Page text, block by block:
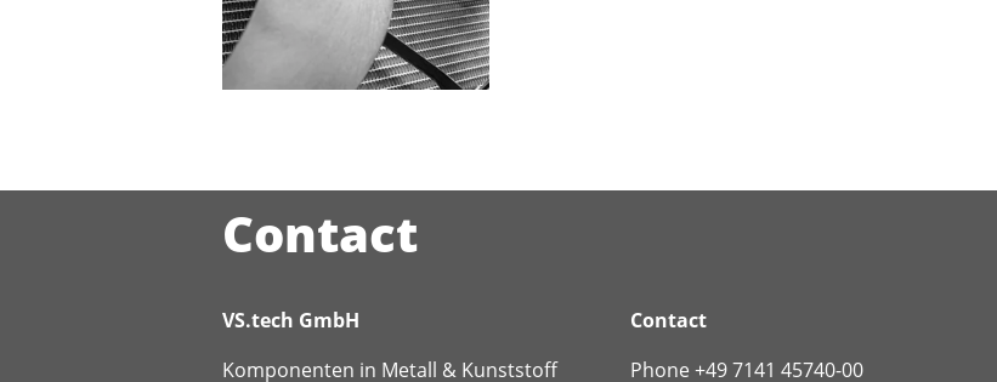
Contact
VS.tech GmbH
Komponenten in Metall & Kunststoff
Contact
Phone +49 7141 45740-00